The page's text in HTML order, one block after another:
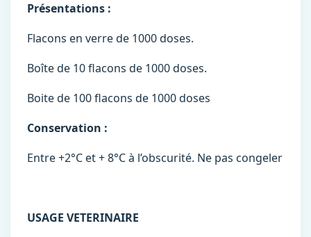
Présentations :
Flacons en verre de 1000 doses.
Boîte de 10 flacons de 1000 doses.
Boite de 100 flacons de 1000 doses
Conservation :
Entre +2°C et + 8°C à l’obscurité. Ne pas congeler
USAGE VETERINAIRE